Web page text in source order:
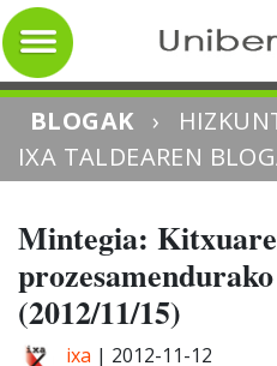
BLOGAK ›
IXA TALDEAREN
Mintegia:
(2012/11/15)
ixa | 2012-11-12